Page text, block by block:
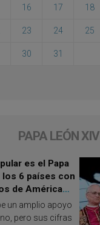
16 17 18
23 24 25
30 31
PAPA LEÓN XIV
es el Papa
los 6 países con
de América
Publican
investigación
un amplio apoyo
pero sus cifras